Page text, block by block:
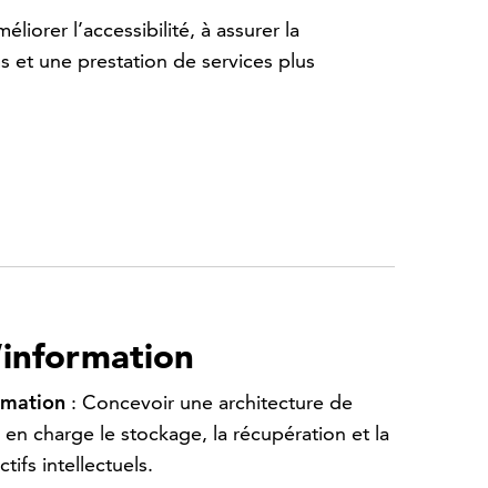
l’accessibilité, à assurer la
et une prestation de services plus
: Concevoir une architecture de
charge le stockage, la récupération et la
intellectuels.